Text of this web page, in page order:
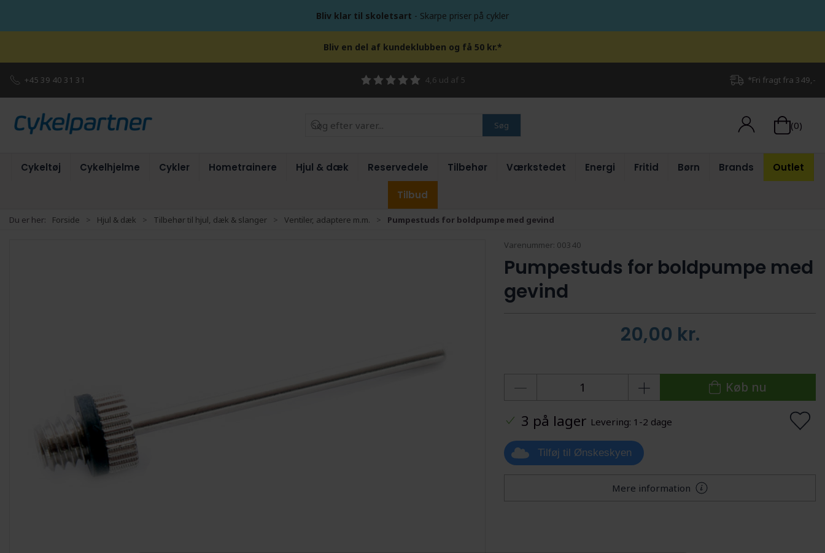
Bliv klar til skoletsart - Skarpe priser på cykler
Bliv en del af kundeklubben og få 50 kr.*
+45 39 40 31 31 4,6 ud af 5 *Fri fragt fra 349,-
Søg (0)
Cykeltøj Cykelhjelme Cykler Hometrainere Hjul & dæk Reservedele Tilbehør Værkstedet Energi Fritid Børn Brands Outlet
Tilbud
Du er her: Forside Hjul & dæk Tilbehør til hjul, dæk & slanger Ventiler, adaptere m.m. Pumpestuds for boldpumpe med gevind
Varenummer: 00340
Pumpestuds for boldpumpe med
gevind
20,00 kr.
Køb nu
3 på lager Levering: 1-2 dage
Tilføj til Ønskeskyen
Mere information